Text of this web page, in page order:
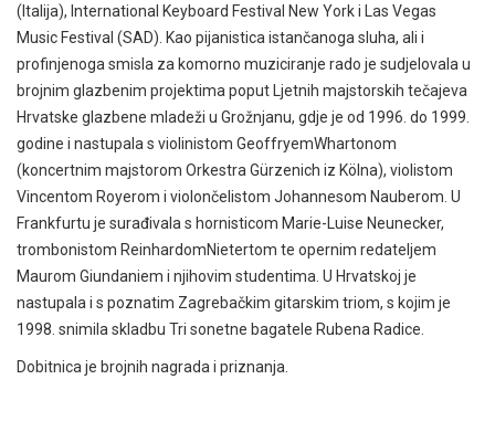
(Italija), International Keyboard Festival New York i Las Vegas
Music Festival (SAD). Kao pijanistica istančanoga sluha, ali i
profinjenoga smisla za komorno muziciranje rado je sudjelovala u
brojnim glazbenim projektima poput Ljetnih majstorskih tečajeva
Hrvatske glazbene mladeži u Grožnjanu, gdje je od 1996. do 1999.
godine i nastupala s violinistom GeoffryemWhartonom
(koncertnim majstorom Orkestra Gürzenich iz Kölna), violistom
Vincentom Royerom i violončelistom Johannesom Nauberom. U
Frankfurtu je surađivala s hornisticom Marie-Luise Neunecker,
trombonistom ReinhardomNietertom te opernim redateljem
Maurom Giundaniem i njihovim studentima. U Hrvatskoj je
nastupala i s poznatim Zagrebačkim gitarskim triom, s kojim je
1998. snimila skladbu Tri sonetne bagatele Rubena Radice.
Dobitnica je brojnih nagrada i priznanja.